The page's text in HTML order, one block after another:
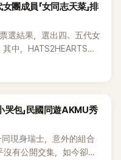
成員「女同志天菜」排
選結果，選出四、五代女
中，HATS2HEARTS成
群中的高人氣。
哭包」民國同遊AKMU秀
現身瑞士，意外的組合
有公開交集，如今卻一